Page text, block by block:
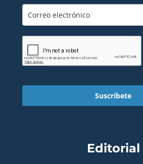
Suscríbete
Editorial